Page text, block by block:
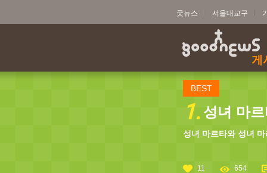
굿뉴스 서울대교구
게
BEST
1. 성녀 마
성녀 마르타와 성녀
11 654